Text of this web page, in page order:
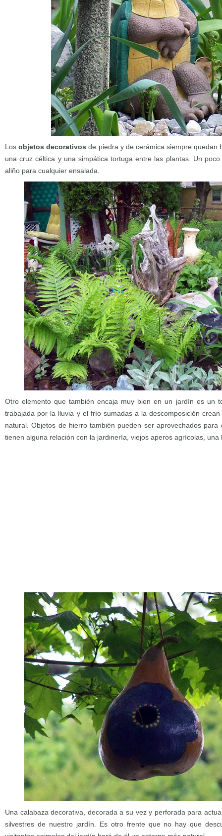
Losobjetos decorativos de piedra y de cerámica siempre quedan
una cruz céltica y una simpática tortuga entre las plantas. Un
aliño para cualquier ensalada.
Otro elemento que también encaja muy bien en un jardín es un
trabajada por la lluvia y el frío sumadas a la descomposición
natural. Objetos de hierro también pueden ser aprovechados
tienen alguna relación con la jardinería, viejos aperos agrícolas,
Una calabaza decorativa, decorada a su vez y perforada para
silvestres de nuestro jardín. Es otro frente que no hay que